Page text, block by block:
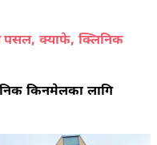
पसल, क्याफे, क्लिनिक
किनमेलका लागि